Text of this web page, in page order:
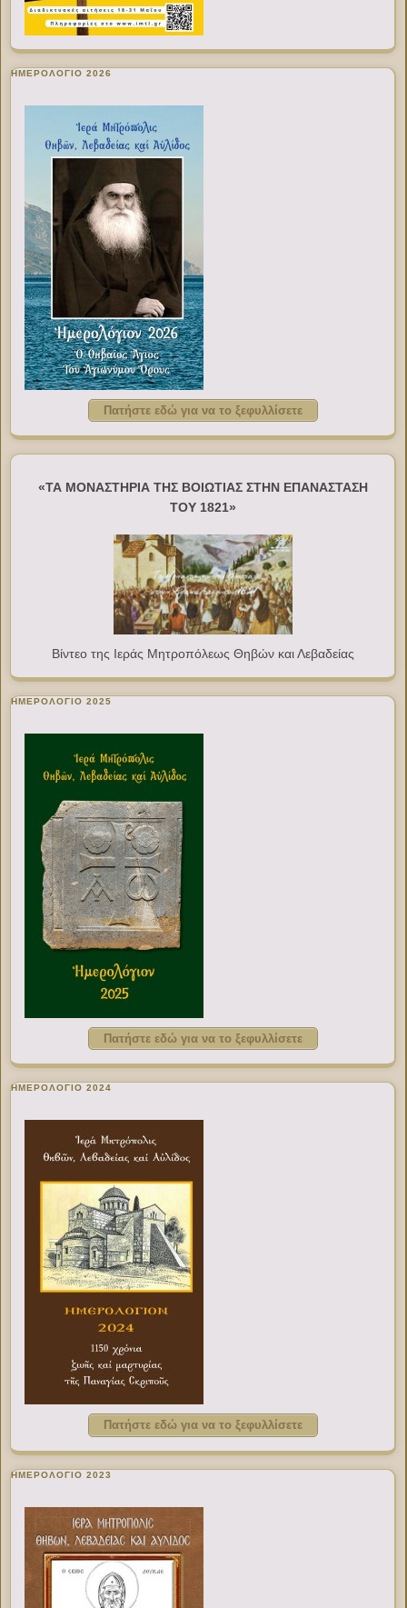
ΗΜΕΡΟΛΟΓΙΟ 2026
Πατήστε εδώ για να το ξεφυλλίσετε
«ΤΑ ΜΟΝΑΣΤΗΡΙΑ ΤΗΣ ΒΟΙΩΤΙΑΣ ΣΤΗΝ ΕΠΑΝΑΣΤΑΣΗ
ΤΟΥ 1821»
Βίντεο της Ιεράς Μητροπόλεως Θηβών και Λεβαδείας
ΗΜΕΡΟΛΟΓΙΟ 2025
Πατήστε εδώ για να το ξεφυλλίσετε
ΗΜΕΡΟΛΟΓΙΟ 2024
Πατήστε εδώ για να το ξεφυλλίσετε
ΗΜΕΡΟΛΟΓΙΟ 2023